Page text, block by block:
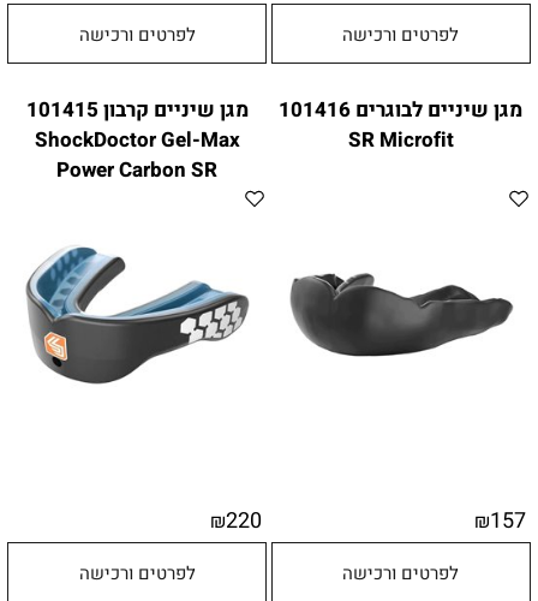
לפרטים ורכישה לפרטים ורכישה
מגן שיניים לבוגרים 101416
SR Microfit
₪157
לפרטים ורכישה
מגן שיניים קרבון 101415
ShockDoctor Gel-Max
Power Carbon SR
₪220
לפרטים ורכישה